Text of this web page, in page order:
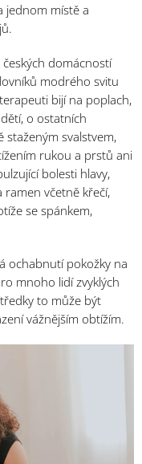
jednom místě a
domácností
modrého svitu
bijí na poplach,
o ostatních
svalstvem,
rukou a prstů ani
bolesti hlavy,
včetně křečí,
se spánkem,
ochabnutí pokožky na
mnoho lidí zvyklých
to může být
vážnějším obtížím.